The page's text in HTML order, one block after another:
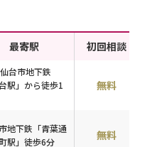
最寄駅 初回相談
台市地下鉄
台駅」から徒歩1
無料
地下鉄「青葉通
駅」徒歩6分
無料